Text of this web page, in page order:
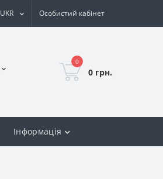
UKR Особистий кабінет
0
0 грн.
Інформація